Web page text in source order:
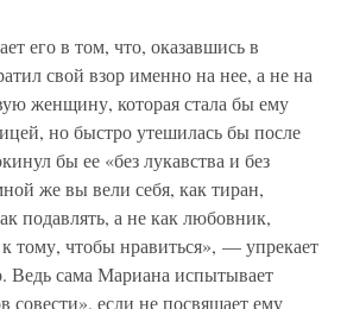
его в том, что, оказавшись в
свой взор именно на нее, а не на
женщину, которая стала бы ему
но быстро утешилась бы после
бы ее «без лукавства и без
же вы вели себя, как тиран,
подавлять, а не как любовник,
тому, чтобы нравиться», — упрекает
Ведь сама Мариана испытывает
совести», если не посвящает ему